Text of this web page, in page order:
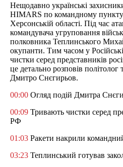
Нещодавно українські
HIMARS по командному пункту
Херсонській області. Під час
командувача угруповання
полковника Теплинського
окупанти. Тим часом у
чистки серед представників
це детально розповів політолог
Дмитро Снєгирьов.
00:00 Огляд подій Дмитра
00:09 Тривають чистки серед
РФ
01:03 Ракети накрили
03:23 Теплинський готував